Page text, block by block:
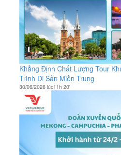
Khẳng Định Chất Lượng Tour
Trình Di Sản Miền Trung
30/06/2026 lúc11h 20'